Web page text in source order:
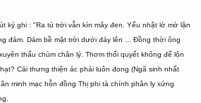
ký ghi : "Ra tù trời vẫn kín mây đen. Yểu nhật lờ mờ lặn
đảm. Dám bề mặt trời dưới đáy lên ... Đồng thời ông
thấu chùm chân lý. Thơm thối quyết không để lộn
Cái thưng thiện ác phải luôn đong (Ngã sinh nhất
minh mạc hỗn đồng Thị phi tà chính phân ly xứng